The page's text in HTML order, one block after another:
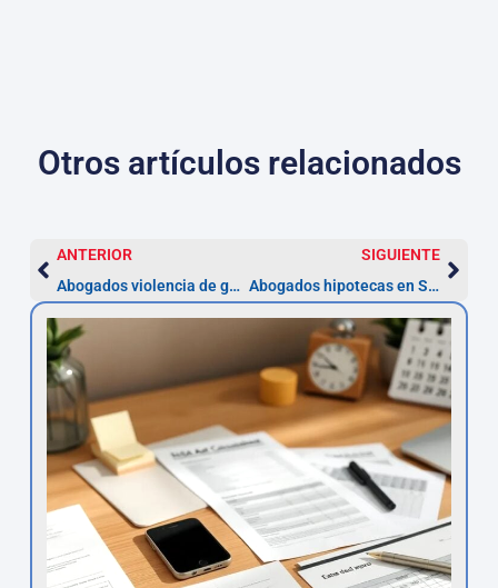
Otros artículos relacionados
ANTERIOR
Abogados violencia de género en La Laguna — medidas urgentes
SIGUIENTE
Abogados hipotecas en San Cristóbal de La Laguna: reclamaciones y plazos